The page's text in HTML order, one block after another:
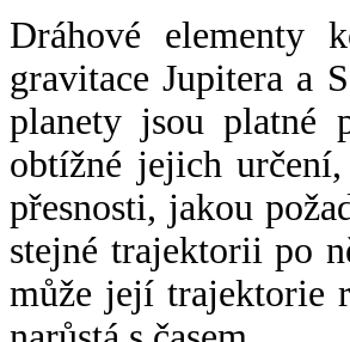
Dráhové elementy
gravitace Jupitera a
planety jsou platné
obtížné jejich
přesnosti, jakou
stejné trajektorii po
může její trajektorie